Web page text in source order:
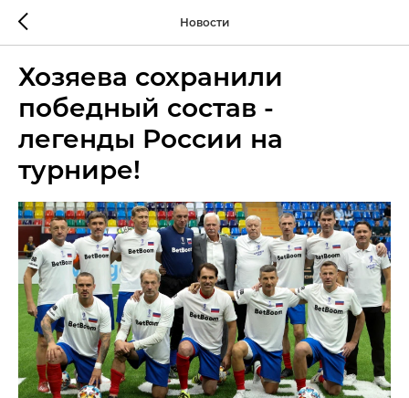
Новости
Хозяева сохранили
победный состав -
легенды России на
турнире!